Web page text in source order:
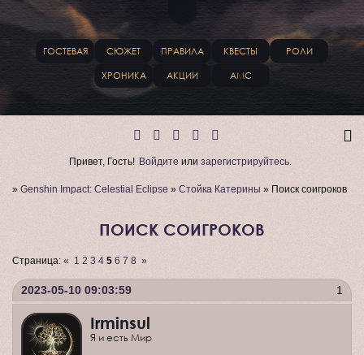
ГОСТЕВАЯ СЮЖЕТ ПРАВИЛА КВЕСТЫ РОЛИ
ХРОНИКА АКЦИИ АМС
Привет, Гость! Войдите или зарегистрируйтесь.
» Genshin Impact: Celestial Eclipse » Стойка Катерины » Поиск соигроков
ПОИСК СОИГРОКОВ
Страница: « 1 2 3 4 5 6 7 8 »
1
2023-05-10 09:03:59
Irminsul
Я и есть Мир